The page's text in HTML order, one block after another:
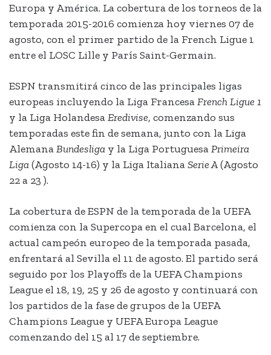
Europa y América. La cobertura de los torneos de la
temporada 2015-2016 comienza hoy viernes 07 de
agosto, con el primer partido de la French Ligue 1
entre el LOSC Lille y París Saint-Germain.
ESPN transmitirá cinco de las principales ligas
europeas incluyendo la Liga FrancesaFrench Ligue 1
y la Liga HolandesaEredivise, comenzando sus
temporadas este fin de semana, junto con la Liga
AlemanaBundesliga y la Liga PortuguesaPrimeira
Liga(Agosto 14-16) y la Liga ItalianaSerie A(Agosto
22 a 23 ).
La cobertura de ESPN de la temporada de la UEFA
comienza con la Supercopa en el cual Barcelona, el
actual campeón europeo de la temporada pasada,
enfrentará al Sevilla el 11 de agosto. El partido será
seguido por los Playoffs de la UEFA Champions
League el 18, 19, 25 y 26 de agosto y continuará con
los partidos de la fase de grupos de la UEFA
Champions League y UEFA Europa League
comenzando del 15 al 17 de septiembre.